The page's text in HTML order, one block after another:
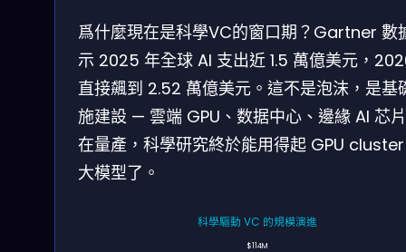
爲什麼現在是科學VC的窗口期？Gartner 數
示 2025 年全球 AI 支出近 1.5 萬億美元，
直接飆到 2.52 萬億美元。這不是泡沫，是基
施建設 — 雲端 GPU、数据中心、邊緣 AI 芯
在量產，科學研究終於能用得起 GPU
大模型了。
$114M
科學驅動 VC 的規模演進